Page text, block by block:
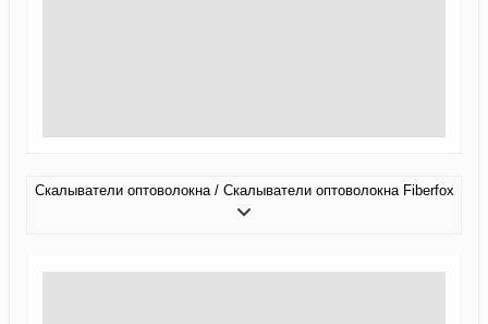
Скалыватели оптоволокна / Скалыватели оптоволокна Fiberfox